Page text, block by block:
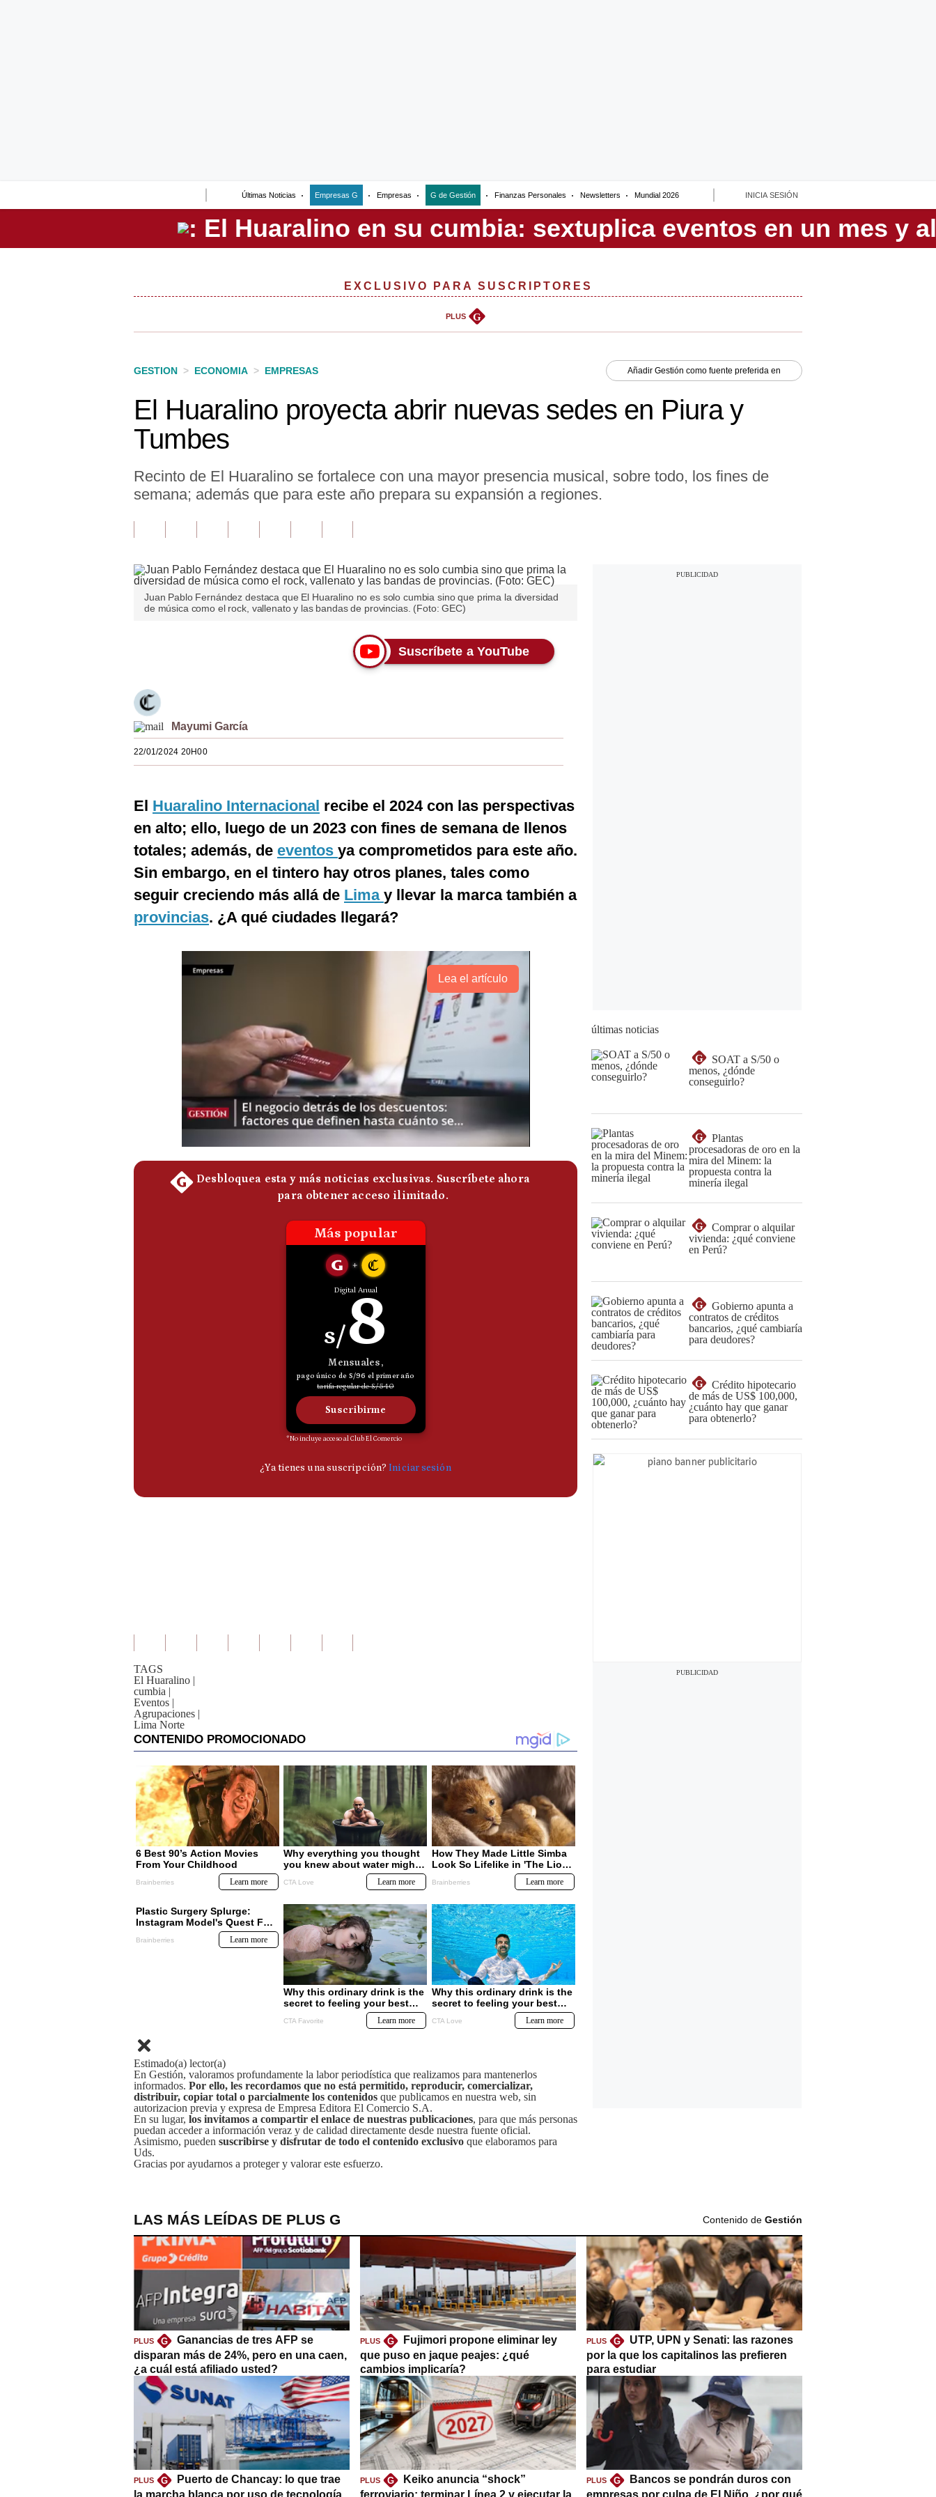
Últimas Noticias Empresas G Empresas G de Gestión Finanzas Personales Newsletters Mundial 2026 INICIA SESIÓN
Perú
EXCLUSIVO PARA SUSCRIPTORES
PLUS G
GESTION > ECONOMIA > EMPRESAS Añadir Gestión como fuente preferida en
El Huaralino proyecta abrir nuevas sedes en Piura y
Tumbes
Recinto de El Huaralino se fortalece con una mayor presencia musical, sobre todo, los fines de
semana; además que para este año prepara su expansión a regiones.
Juan Pablo Fernández destaca que El Huaralino no es solo cumbia sino que prima la diversidad
de música como el rock, vallenato y las bandas de provincias. (Foto: GEC)
Suscríbete a YouTube
Mayumi García
22/01/2024 20H00
El Huaralino Internacional recibe el 2024 con las perspectivas
en alto; ello, luego de un 2023 con fines de semana de llenos
totales; además, de eventos ya comprometidos para este año.
Sin embargo, en el tintero hay otros planes, tales como
seguir creciendo más allá de Lima y llevar la marca también a
provincias. ¿A qué ciudades llegará?
Lea el artículo
TAGS
El Huaralino |
cumbia |
Eventos |
Agrupaciones |
Lima Norte
Estimado(a) lector(a)
En Gestión, valoramos profundamente la labor periodística que realizamos para mantenerlos
informados. Por ello, les recordamos que no está permitido, reproducir, comercializar,
distribuir, copiar total o parcialmente los contenidos que publicamos en nuestra web, sin
autorizacion previa y expresa de Empresa Editora El Comercio S.A.
En su lugar, los invitamos a compartir el enlace de nuestras publicaciones, para que más personas
puedan acceder a información veraz y de calidad directamente desde nuestra fuente oficial.
Asimismo, pueden suscribirse y disfrutar de todo el contenido exclusivo que elaboramos para
Uds.
Gracias por ayudarnos a proteger y valorar este esfuerzo.
últimas noticias
G
SOAT a S/50 o
menos, ¿dónde
conseguirlo?
G
Plantas
procesadoras de oro en la
mira del Minem: la
propuesta contra la
minería ilegal
G
Comprar o alquilar
vivienda: ¿qué conviene
en Perú?
G
Gobierno apunta a
contratos de créditos
bancarios, ¿qué cambiaría
para deudores?
G
Crédito hipotecario
de más de US$ 100,000,
¿cuánto hay que ganar
para obtenerlo?
LAS MÁS LEÍDAS DE PLUS G Contenido de Gestión
PLUS G
Ganancias de tres AFP se
disparan más de 24%, pero en una caen,
¿a cuál está afiliado usted?
PLUS G
Fujimori propone eliminar ley
que puso en jaque peajes: ¿qué
cambios implicaría?
PLUS G
UTP, UPN y Senati: las razones
por la que los capitalinos las prefieren
para estudiar
PLUS G
Puerto de Chancay: lo que trae
la marcha blanca por uso de tecnología
PLUS G
Keiko anuncia “shock”
ferroviario: terminar Línea 2 y ejecutar la
PLUS G
Bancos se pondrán duros con
empresas por culpa de El Niño, ¿por qué